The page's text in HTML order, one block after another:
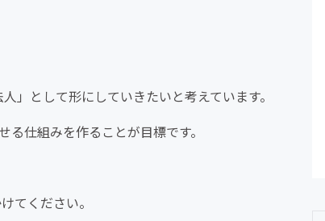
」として形にしていきたいと考えています。
仕組みを作ることが目標です。
てください。